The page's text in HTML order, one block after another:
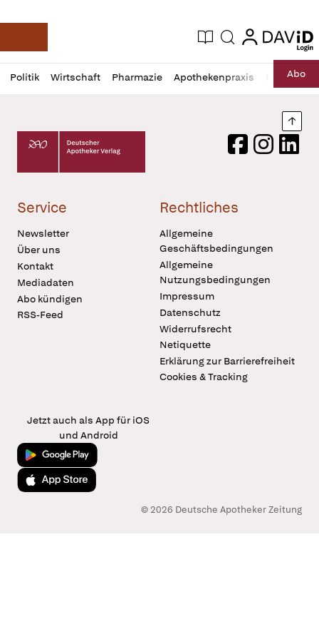
Deutsche Apotheker Zeitung
Aktuelle Ausgabe
Suche login
login
Politik Wirtschaft Pharmazie Apothekenpraxis RechtAbo
Profil
öffnen
Daz
Pur
Deutscher Apotheker Verlag Logo
FacebookInstagram
Service
Newsletter
Über uns
Kontakt
Mediadaten
Abo kündigen
RSS-Feed
Rechtliches
Allgemeine
Geschäftsbedingungen
Allgemeine
Nutzungsbedingungen
Impressum
Datenschutz
Widerrufsrecht
Netiquette
Erklärung zur Barrierefreiheit
Cookies & Tracking
Jetzt auch als App für iOS
und Android
Jetzt bei Google Play
Laden im App Store
© 2026 Deutsche Apotheker Zeitung